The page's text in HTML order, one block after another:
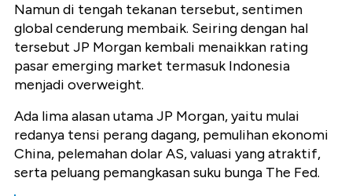
Namun di tengah tekanan tersebut, sentimen
global cenderung membaik. Seiring dengan hal
tersebut JP Morgan kembali menaikkan rating
pasar emerging market termasuk Indonesia
menjadi overweight.
Ada lima alasan utama JP Morgan, yaitu mulai
redanya tensi perang dagang, pemulihan ekonomi
China, pelemahan dolar AS, valuasi yang atraktif,
serta peluang pemangkasan suku bunga The Fed.